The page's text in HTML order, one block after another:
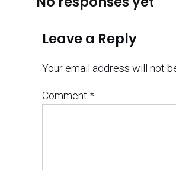
Leave a Reply
Your email address will not
Comment *